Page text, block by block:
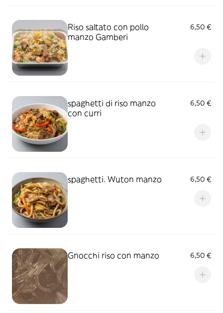
Riso saltato con pollo
manzo Gamberi
6,50 €
spaghetti di riso manzo
con curri
6,50 €
spaghetti. Wuton manzo 6,50 €
Gnocchi riso con manzo 6,50 €